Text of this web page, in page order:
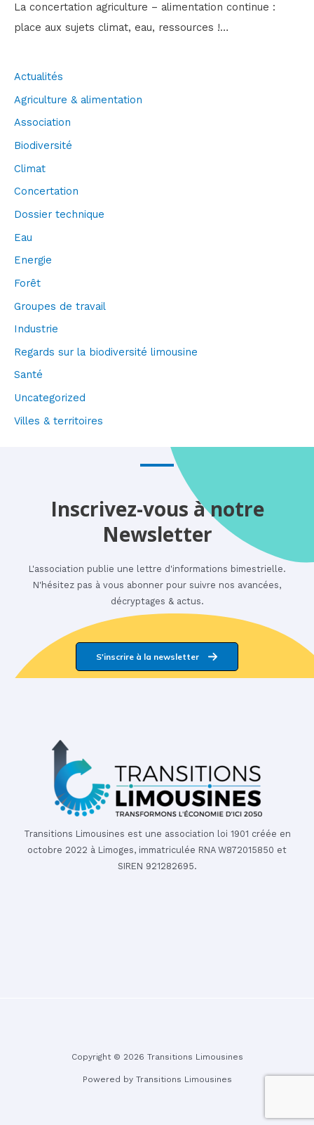
La concertation agriculture – alimentation continue :
place aux sujets climat, eau, ressources !…
Actualités
Agriculture & alimentation
Association
Biodiversité
Climat
Concertation
Dossier technique
Eau
Energie
Forêt
Groupes de travail
Industrie
Regards sur la biodiversité limousine
Santé
Uncategorized
Villes & territoires
Inscrivez-vous à notre
Newsletter
L'association publie une lettre d'informations bimestrielle.
N'hésitez pas à vous abonner pour suivre nos avancées,
décryptages & actus.
S'inscrire à la newsletter
Transitions Limousines est une association loi 1901 créée en
octobre 2022 à Limoges, immatriculée RNA W872015850 et
SIREN 921282695.
Copyright © 2026 Transitions Limousines
Powered by Transitions Limousines